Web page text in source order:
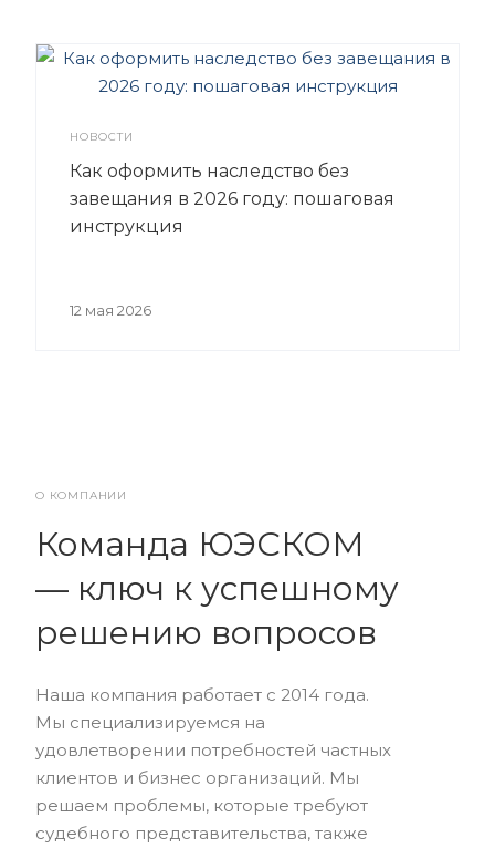
НОВОСТИ
Как оформить наследство без
завещания в 2026 году: пошаговая
инструкция
12 мая 2026
О КОМПАНИИ
Команда ЮЭСКОМ
— ключ к успешному
решению вопросов
Наша компания работает с 2014 года.
Мы специализируемся на
удовлетворении потребностей частных
клиентов и бизнес организаций. Мы
решаем проблемы, которые требуют
судебного представительства, также